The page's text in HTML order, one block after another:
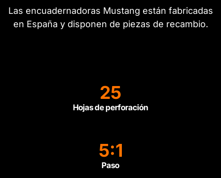
Las encuadernadoras Mustang están fabricadas
en España y disponen de piezas de recambio.
25
Hojas de perforación
5:1
Paso